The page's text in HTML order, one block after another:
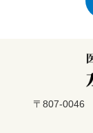
〒807-0046